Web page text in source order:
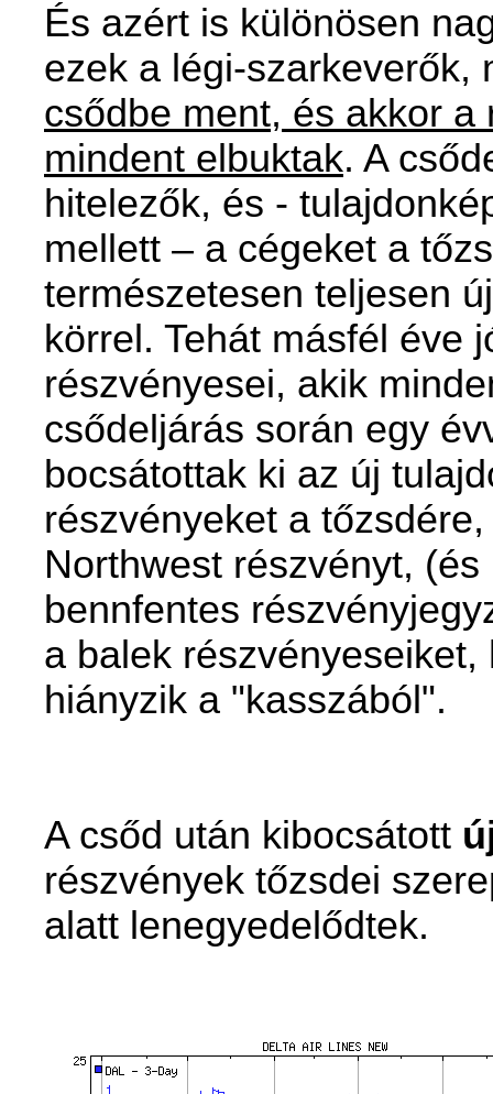
És azért is különösen
ezek a légi-szarkeverők,
csődbe ment, és akkor
mindent elbuktak. A
hitelezők, és -
mellett – a cégeket a
természetesen teljesen
körrel. Tehát másfél éve
részvényesei, akik
csődeljárás során egy
bocsátottak ki az új
részvényeket a
Northwest részvényt,
bennfentes
a balek
hiányzik a "kasszából".
A csőd után kibocsátott
részvények tőzsdei
alatt lenegyedelődtek.